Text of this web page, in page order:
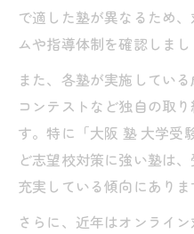
で適した塾が異なるため
ムや指導体制を確認しまし
また、各塾が実施してい
コンテストなど独自の取
す。特に「大阪 塾 大学受
ど志望校対策に強い塾は
充実している傾向にありま
さらに、近年はオンライ